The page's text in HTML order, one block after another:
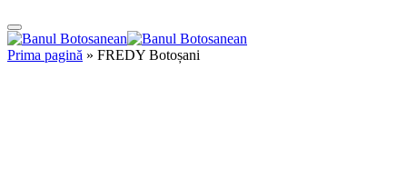
Prima pagină » FREDY Botoșani